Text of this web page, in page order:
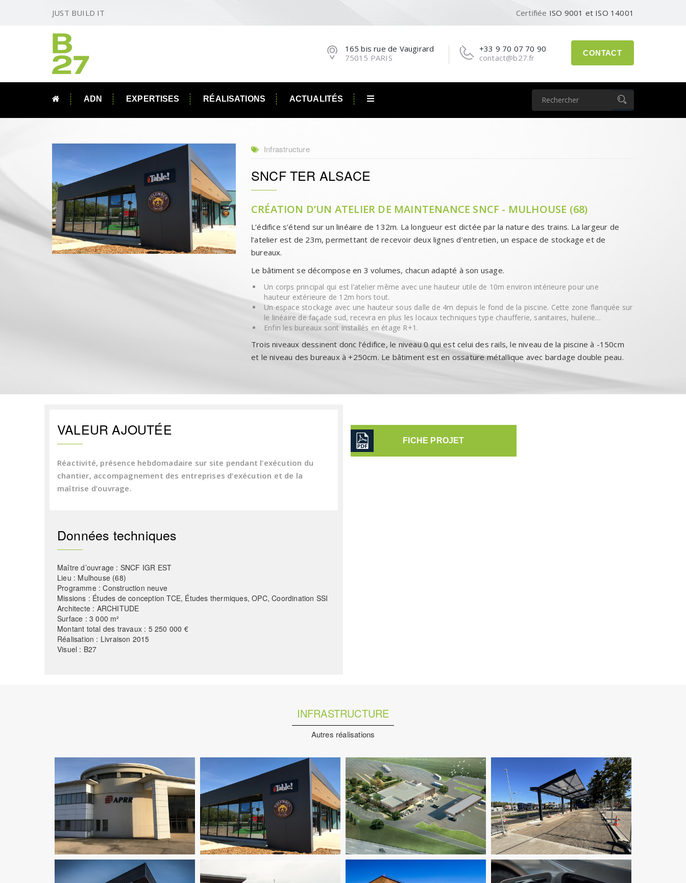
JUST BUILD IT Certifiée ISO 9001 et ISO 14001
CONTACT
+33 9 70 07 70 90
contact@b27.fr
165 bis rue de Vaugirard
75015 PARIS
ADN EXPERTISES RÉALISATIONS ACTUALITÉS
Infrastructure
SNCF TER ALSACE
CRÉATION D’UN ATELIER DE MAINTENANCE SNCF - MULHOUSE (68)
L’édifice s’étend sur un linéaire de 132m. La longueur est dictée par la nature des trains. La largeur de
l’atelier est de 23m, permettant de recevoir deux lignes d’entretien, un espace de stockage et de
bureaux.
Le bâtiment se décompose en 3 volumes, chacun adapté à son usage.
Un corps principal qui est l’atelier même avec une hauteur utile de 10m environ intérieure pour une
hauteur extérieure de 12m hors tout.
Un espace stockage avec une hauteur sous dalle de 4m depuis le fond de la piscine. Cette zone flanquée sur
le linéaire de façade sud, recevra en plus les locaux techniques type chaufferie, sanitaires, huilerie…
Enfin les bureaux sont installés en étage R+1.
Trois niveaux dessinent donc l’édifice, le niveau 0 qui est celui des rails, le niveau de la piscine à -150cm
et le niveau des bureaux à +250cm. Le bâtiment est en ossature métallique avec bardage double peau.
VALEUR AJOUTÉE
Réactivité, présence hebdomadaire sur site pendant l’exécution du
chantier, accompagnement des entreprises d’exécution et de la
maîtrise d’ouvrage.
Données techniques
Maître d’ouvrage : SNCF IGR EST
Lieu : Mulhouse (68)
Programme : Construction neuve
Missions : Études de conception TCE, Études thermiques, OPC, Coordination SSI
Architecte : ARCHITUDE
Surface : 3 000 m²
Montant total des travaux : 5 250 000 €
Réalisation : Livraison 2015
Visuel : B27
FICHE PROJET
INFRASTRUCTURE
Autres réalisations
Acoustique Économie De La
Construction Fluides
Infrastructure
Structure
Infrastructure Ingenierie TCE
Pilotage D'opération / MOEX
Structure VRD
Fluides Infrastructure Ingenierie TCE
Pilotage D'opération / MOEX
Structure
VRD
Infrastructure Pilotage D'opération /
MOEX Structure VRD